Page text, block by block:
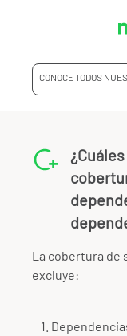
CONOCE TODOS
La cobertura de
excluye: